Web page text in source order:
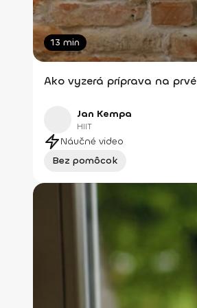
13 min
Ako vyzerá príprava na
Jan Kempa
HIIT
Náučné video
Bez pomôcok